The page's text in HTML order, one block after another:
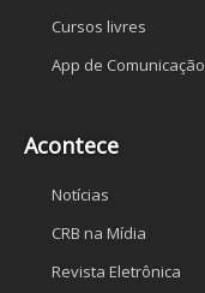
Cursos livres
App de Comunicação
Acontece
Notícias
CRB na Mídia
Revista Eletrônica